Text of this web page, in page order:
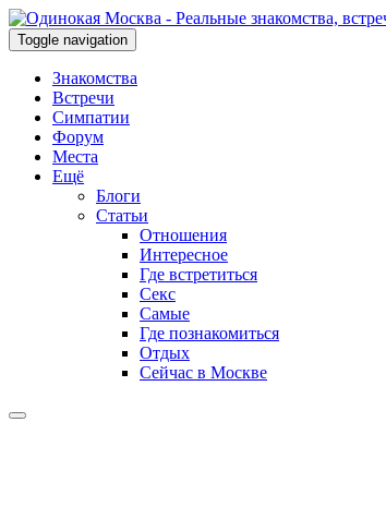
Toggle navigation
Знакомства
Встречи
Симпатии
Форум
Места
Ещё
Блоги
Статьи
Отношения
Интересное
Где встретиться
Секс
Самые
Где познакомиться
Отдых
Сейчас в Москве